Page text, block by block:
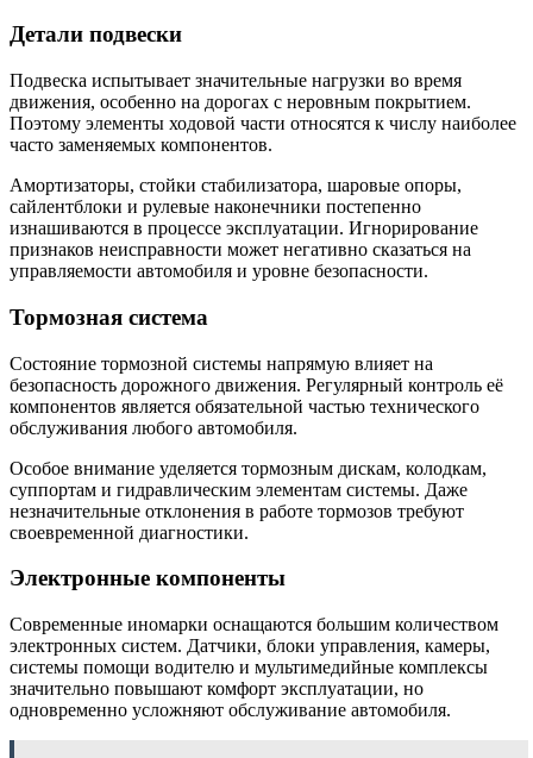
Детали подвески
Подвеска испытывает значительные нагрузки во время
движения, особенно на дорогах с неровным покрытием.
Поэтому элементы ходовой части относятся к числу наиболее
часто заменяемых компонентов.
Амортизаторы, стойки стабилизатора, шаровые опоры,
сайлентблоки и рулевые наконечники постепенно
изнашиваются в процессе эксплуатации. Игнорирование
признаков неисправности может негативно сказаться на
управляемости автомобиля и уровне безопасности.
Тормозная система
Состояние тормозной системы напрямую влияет на
безопасность дорожного движения. Регулярный контроль её
компонентов является обязательной частью технического
обслуживания любого автомобиля.
Особое внимание уделяется тормозным дискам, колодкам,
суппортам и гидравлическим элементам системы. Даже
незначительные отклонения в работе тормозов требуют
своевременной диагностики.
Электронные компоненты
Современные иномарки оснащаются большим количеством
электронных систем. Датчики, блоки управления, камеры,
системы помощи водителю и мультимедийные комплексы
значительно повышают комфорт эксплуатации, но
одновременно усложняют обслуживание автомобиля.